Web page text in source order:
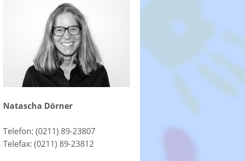
Natascha Dörner
Telefon: (0211) 89-23807
Telefax: (0211) 89-23812